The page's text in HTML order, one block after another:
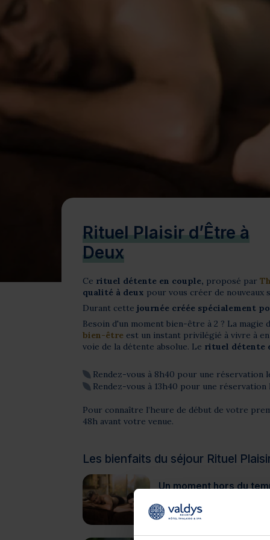
Rituel Plaisir d’Être à
Deux
Ce rituel détente en couple, proposé par
qualité à deux pour vous créer de nouveaux
Durant cette journée créée spécialement
Besoin d'un moment bien-être à 2 ? La magie
bien-être est un instant privilégié à vivre à
voie de la détente absolue. Le rituel détente
Rendez-vous à 8h40 pour une réservation
Rendez-vous à 13h40 pour une réservation
Pour connaître l’heure de début de votre
48h avant votre venue.
Les bienfaits du séjour Rituel
Un moment hors du
Ce rituel est composé de
de profiter du moment